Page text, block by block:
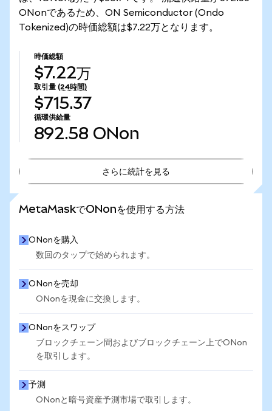
ONonであるため、ON Semiconductor (Ondo
Tokenized)の時価総額は$7.22万となります。
時価総額
$7.22万
取引量 (24時間)
$715.37
循環供給量
892.58 ONon
さらに統計を見る
MetaMaskでONonを使用する方法
ONonを購入
数回のタップで始められます。
ONonを売却
ONonを現金に交換します。
ONonをスワップ
ブロックチェーン間およびブロックチェーン上でONon
を取引します。
予測
ONonと暗号資産予測市場で取引します。